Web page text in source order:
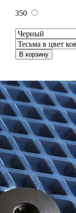
350
В корзину